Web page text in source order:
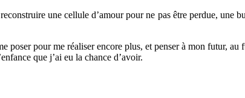
une cellule d’amour pour ne pas être perdue, une
pour me réaliser encore plus, et penser à mon futur,
que j’ai eu la chance d’avoir.